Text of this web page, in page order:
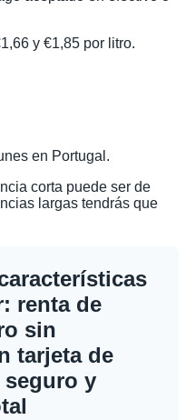
y €1,85 por litro.
en Portugal.
corta puede ser de
largas tendrás que
renta de
sin
tarjeta de
y